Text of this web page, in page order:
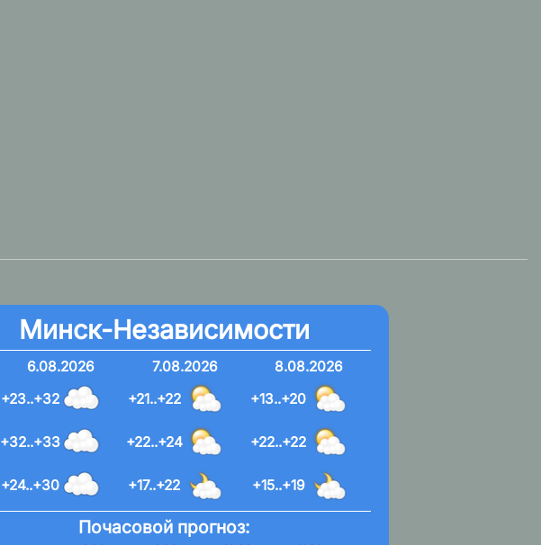
Минск-Независимости
6.08.2026
+23..+32
+32..+33
+24..+30
7.08.2026
+21..+22
+22..+24
+17..+22
8.08.2026
+13..+20
+22..+22
+15..+19
Почасовой прогноз: